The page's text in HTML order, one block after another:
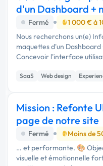
d'un Dashboard +
type SAAS
Fermé 1 000 € à
Nous recherchons un(e)
maquettes d'un Dashboard + min-CRM
Concevoir l'interface
(UX) d'une solution
...
SaaS Web design
Mission : Refonte
page de notre site
Fermé Moins de
… et performante. 🎨
visuelle et émotionnelle